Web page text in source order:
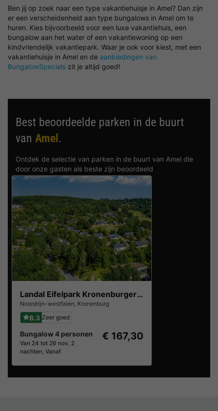
Ben jij op zoek naar een type vakantiehuisje in Amel? Dan zijn
er een verscheidenheid aan type bungalows in Amel om te
huren. Kies bijvoorbeeld voor een luxe vakantiehuis, een
bungalow aan het water of een vakantiewoning op een
kindvriendelijk vakantiepark. Waar je ook voor kiest, met een
vakantiehuisje in Amel en de aanbiedingen van
BungalowSpecials zit je altijd goed!
Best beoordeelde parken in de buurt
van Amel .
Ontdek de selectie van parken in de buurt van Amel die
door onze gasten als beste zijn beoordeeld
Landal Eifelpark Kronenburger See
Noordrijn-westfalen, Kronenburg
8.3 Zeer goed
Bungalow 4 personen
Van 24 tot 26 nov, 2
nachten, Vanaf
€ 167,30